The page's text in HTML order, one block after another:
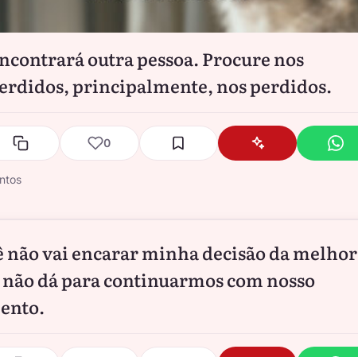
outra pessoa. Procure nos
principalmente, nos perdidos.
0
não vai encarar minha decisão da melhor
dá para continuarmos com nosso